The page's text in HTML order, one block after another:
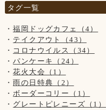
会いに来てくださる方がいら
私共としては大切な家族で、
ホームページなどの画面から
sunちゃんを消すという事は
大変申し訳ございません。
『 当店は、看板犬と遊んだ
い"の営業は行っておりませ
タグ一覧
福岡ドッグカフェ（4）
テイクアウト（43）
コロナウイルス（34）
パンケーキ（24）
花火大会（1）
雨の日特典（2）
ボーダーコリー（1）
グレートピレニーズ（1）